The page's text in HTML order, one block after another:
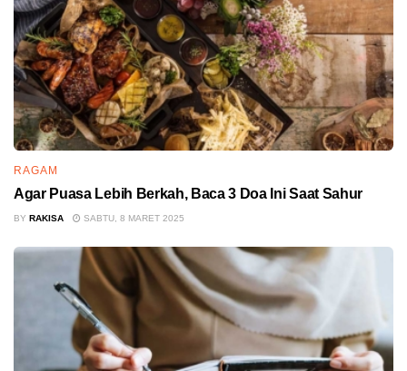
RAGAM
Agar Puasa Lebih Berkah, Baca 3 Doa Ini Saat Sahur
BY RAKISA SABTU, 8 MARET 2025